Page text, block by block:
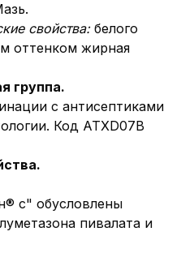
свойства: белого
оттенком жирная
группа.
с антисептиками
Код АТХD07B
с" обусловлены
пивалата и